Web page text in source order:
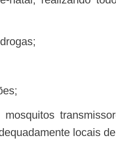
locais